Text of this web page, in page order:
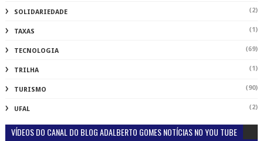
SOLIDARIEDADE (2)
TAXAS (1)
TECNOLOGIA (69)
TRILHA (1)
TURISMO (90)
UFAL (2)
VÍDEOS DO CANAL DO BLOG ADALBERTO GOMES NOTÍCIAS NO YOU TUBE